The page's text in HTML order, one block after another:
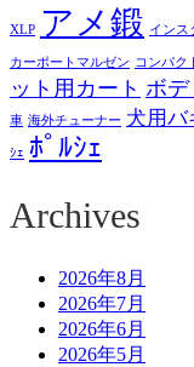
XLP アメ鍛 インス
カーポートマルゼン コンパク
ット用カート ボデ
車 海外チューナー 犬用バ
ｼｪ ﾎﾟﾙｼｪ
Archives
2026年8月
2026年7月
2026年6月
2026年5月